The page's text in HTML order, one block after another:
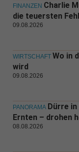
FINANZEN Charlie
die teuersten
09.08.2026
WIRTSCHAFT Wo in
wird
09.08.2026
PANORAMA Dürre
Ernten – drohen
08.08.2026